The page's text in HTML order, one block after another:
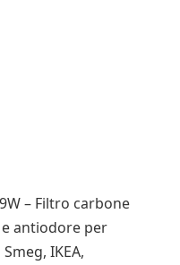
– Filtro carbone
antiodore per
IKEA,